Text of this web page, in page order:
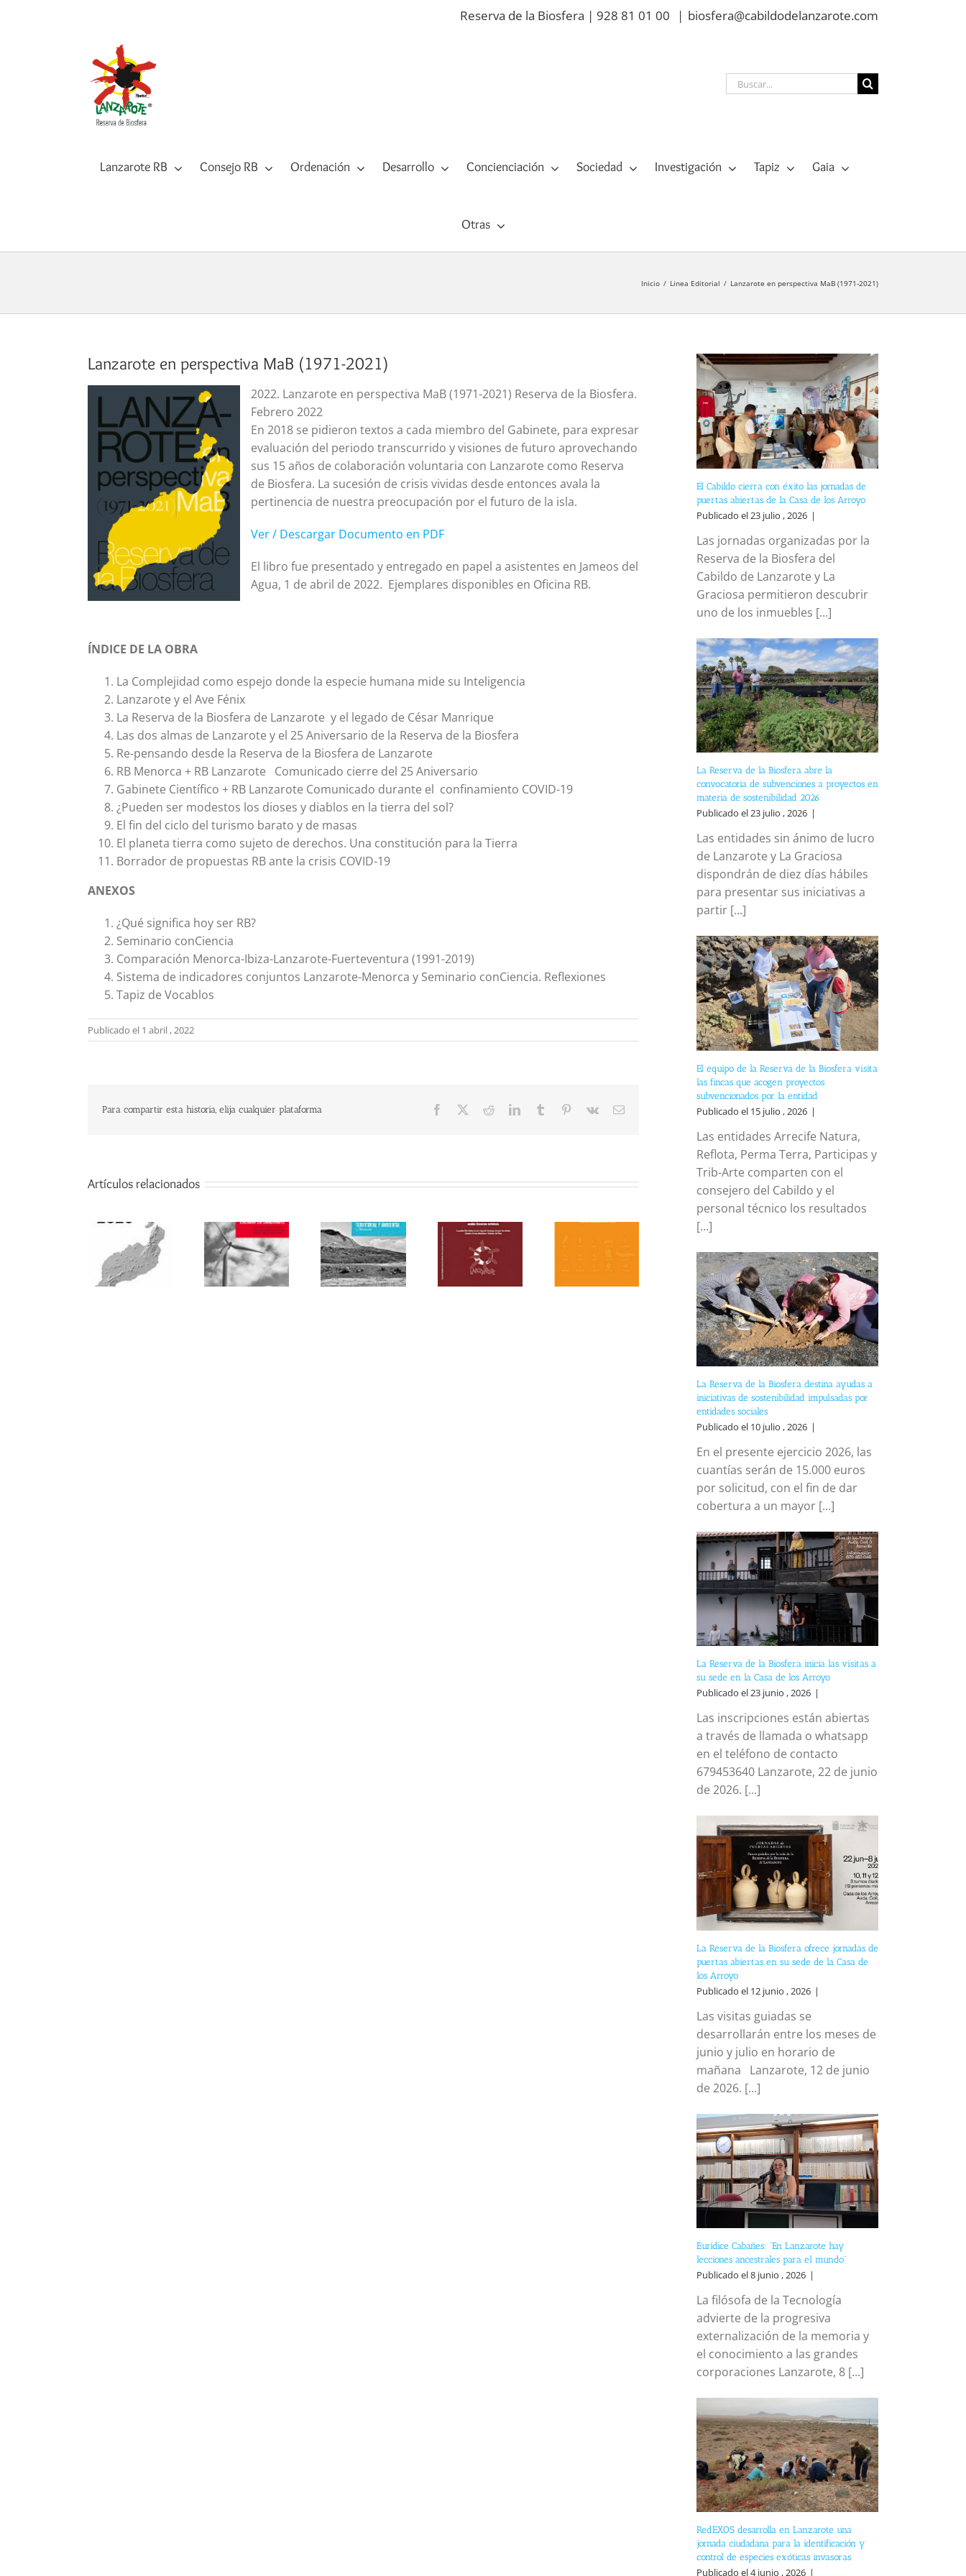
Reserva de la Biosfera | 928 81 01 00 | biosfera@cabildodelanzarote.com
Buscar:
Lanzarote RB Consejo RB Ordenación Desarrollo Concienciación Sociedad Investigación Tapiz Gaia
Otras
Inicio Linea Editorial Lanzarote en perspectiva MaB (1971-2021)
Lanzarote en perspectiva MaB (1971-2021)
2022. Lanzarote en perspectiva MaB (1971-2021) Reserva de la Biosfera.
Febrero 2022
En 2018 se pidieron textos a cada miembro del Gabinete, para expresar
evaluación del periodo transcurrido y visiones de futuro aprovechando
sus 15 años de colaboración voluntaria con Lanzarote como Reserva
de Biosfera. La sucesión de crisis vividas desde entonces avala la
pertinencia de nuestra preocupación por el futuro de la isla.
Ver / Descargar Documento en PDF
El libro fue presentado y entregado en papel a asistentes en Jameos del
Agua, 1 de abril de 2022. Ejemplares disponibles en Oficina RB.
ÍNDICE DE LA OBRA
La Complejidad como espejo donde la especie humana mide su Inteligencia
Lanzarote y el Ave Fénix
La Reserva de la Biosfera de Lanzarote y el legado de César Manrique
Las dos almas de Lanzarote y el 25 Aniversario de la Reserva de la Biosfera
Re-pensando desde la Reserva de la Biosfera de Lanzarote
RB Menorca + RB Lanzarote Comunicado cierre del 25 Aniversario
Gabinete Científico + RB Lanzarote Comunicado durante el confinamiento COVID-19
¿Pueden ser modestos los dioses y diablos en la tierra del sol?
El fin del ciclo del turismo barato y de masas
El planeta tierra como sujeto de derechos. Una constitución para la Tierra
Borrador de propuestas RB ante la crisis COVID-19
ANEXOS
¿Qué significa hoy ser RB?
Seminario conCiencia
Comparación Menorca-Ibiza-Lanzarote-Fuerteventura (1991-2019)
Sistema de indicadores conjuntos Lanzarote-Menorca y Seminario conCiencia. Reflexiones
Tapiz de Vocablos
Publicado el 1 abril , 2022
Para compartir esta historia, elija cualquier plataforma Facebook RedditLinkedInTumblr Pinterest
Vk
Correo
Artículos relacionados
El Cabildo cierra con éxito las jornadas de
puertas abiertas de la Casa de los Arroyo
Publicado el 23 julio , 2026 |
Las jornadas organizadas por la
Reserva de la Biosfera del
Cabildo de Lanzarote y La
Graciosa permitieron descubrir
uno de los inmuebles [...]
La Reserva de la Biosfera abre la
convocatoria de subvenciones a proyectos en
materia de sostenibilidad 2026
Publicado el 23 julio , 2026 |
Las entidades sin ánimo de lucro
de Lanzarote y La Graciosa
dispondrán de diez días hábiles
para presentar sus iniciativas a
partir [...]
El equipo de la Reserva de la Biosfera visita
las fincas que acogen proyectos
subvencionados por la entidad
Publicado el 15 julio , 2026 |
Las entidades Arrecife Natura,
Reflota, Perma Terra, Participas y
Trib-Arte comparten con el
consejero del Cabildo y el
personal técnico los resultados
[...]
La Reserva de la Biosfera destina ayudas a
iniciativas de sostenibilidad impulsadas por
entidades sociales
Publicado el 10 julio , 2026 |
En el presente ejercicio 2026, las
cuantías serán de 15.000 euros
por solicitud, con el fin de dar
cobertura a un mayor [...]
La Reserva de la Biosfera inicia las visitas a
su sede en la Casa de los Arroyo
Publicado el 23 junio , 2026 |
Las inscripciones están abiertas
a través de llamada o whatsapp
en el teléfono de contacto
679453640 Lanzarote, 22 de junio
de 2026. [...]
La Reserva de la Biosfera ofrece jornadas de
puertas abiertas en su sede de la Casa de
los Arroyo
Publicado el 12 junio , 2026 |
Las visitas guiadas se
desarrollarán entre los meses de
junio y julio en horario de
mañana Lanzarote, 12 de junio
de 2026. [...]
Eurídice Cabañes: “En Lanzarote hay
lecciones ancestrales para el mundo”
Publicado el 8 junio , 2026 |
La filósofa de la Tecnología
advierte de la progresiva
externalización de la memoria y
el conocimiento a las grandes
corporaciones Lanzarote, 8 [...]
RedEXOS desarrolla en Lanzarote una
jornada ciudadana para la identificación y
control de especies exóticas invasoras
Publicado el 4 junio , 2026 |